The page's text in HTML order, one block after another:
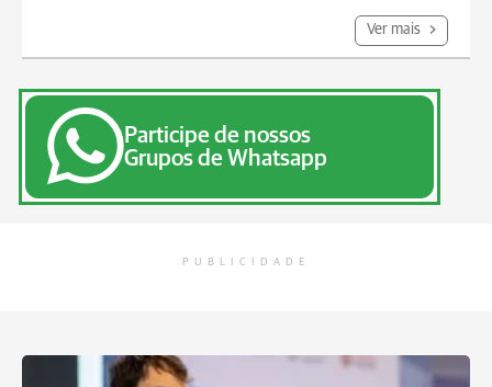
Ver mais
Participe de nossos
Grupos de Whatsapp
PUBLICIDADE